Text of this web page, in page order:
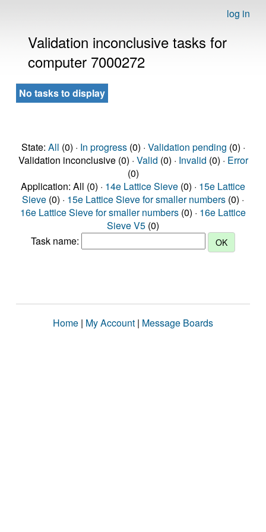
log in
Validation inconclusive tasks for
computer 7000272
No tasks to display
State: All (0) · In progress(0) · Validation pending (0) ·
Validation inconclusive (0) · Valid (0) · Invalid (0) · Error
(0)
Application: All (0) · 14e Lattice Sieve (0) · 15e Lattice
Sieve (0) · 15e Lattice Sieve for smaller numbers (0) ·
16e Lattice Sieve for smaller numbers (0) · 16e Lattice
Sieve V5 (0)
Task name:
Home | My Account | Message Boards